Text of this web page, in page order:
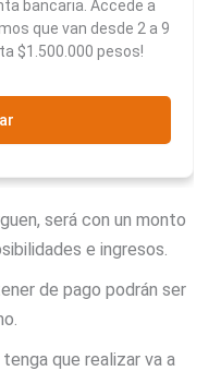
bancaria. Accede a
que van desde 2 a 9
$1.500.000 pesos!
será con un monto
e ingresos.
de pago podrán ser
que realizar va a